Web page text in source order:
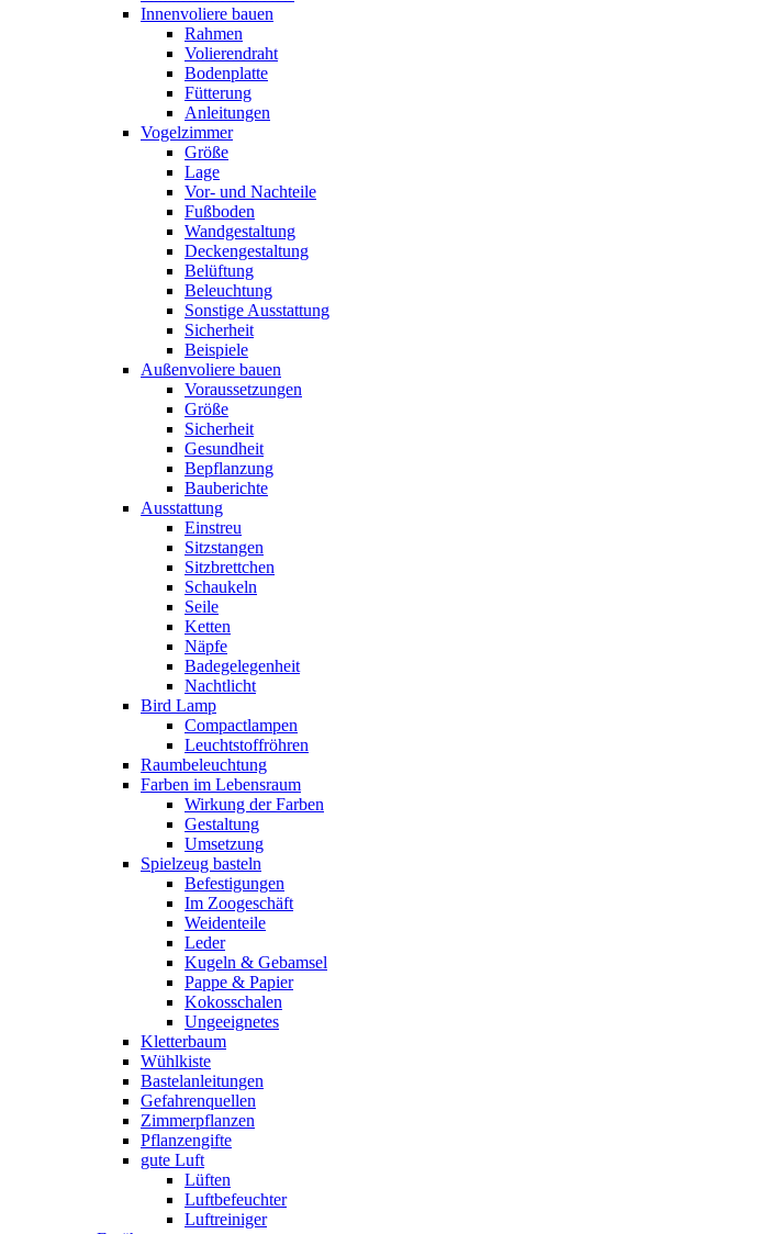
Innenvoliere bauen
Rahmen
Volierendraht
Bodenplatte
Fütterung
Anleitungen
Vogelzimmer
Größe
Lage
Vor- und Nachteile
Fußboden
Wandgestaltung
Deckengestaltung
Belüftung
Beleuchtung
Sonstige Ausstattung
Sicherheit
Beispiele
Außenvoliere bauen
Voraussetzungen
Größe
Sicherheit
Gesundheit
Bepflanzung
Bauberichte
Ausstattung
Einstreu
Sitzstangen
Sitzbrettchen
Schaukeln
Seile
Ketten
Näpfe
Badegelegenheit
Nachtlicht
Bird Lamp
Compactlampen
Leuchtstoffröhren
Raumbeleuchtung
Farben im Lebensraum
Wirkung der Farben
Gestaltung
Umsetzung
Spielzeug basteln
Befestigungen
Im Zoogeschäft
Weidenteile
Leder
Kugeln & Gebamsel
Pappe & Papier
Kokosschalen
Ungeeignetes
Kletterbaum
Wühlkiste
Bastelanleitungen
Gefahrenquellen
Zimmerpflanzen
Pflanzengifte
gute Luft
Lüften
Luftbefeuchter
Luftreiniger